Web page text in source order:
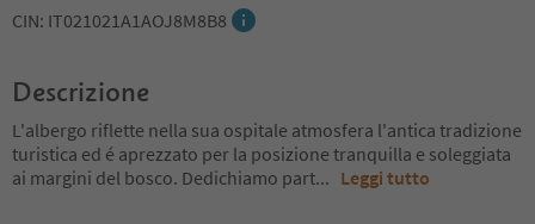
CIN: IT021021A1AOJ8M8B8
Descrizione
L'albergo riflette nella sua ospitale atmosfera l'antica tradizione
turistica ed é aprezzato per la posizione tranquilla e soleggiata
ai margini del bosco. Dedichiamo part... Leggi tutto